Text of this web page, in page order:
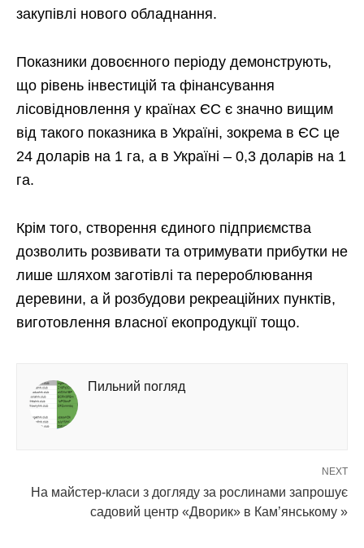
закупівлі нового обладнання.
Показники довоєнного періоду демонструють,
що рівень інвестицій та фінансування
лісовідновлення у країнах ЄС є значно вищим
від такого показника в Україні, зокрема в ЄС це
24 доларів на 1 га, а в Україні – 0,3 доларів на 1
га.
Крім того, створення єдиного підприємства
дозволить розвивати та отримувати прибутки не
лише шляхом заготівлі та перероблювання
деревини, а й розбудови рекреаційних пунктів,
виготовлення власної екопродукції тощо.
Пильний погляд
NEXT
На майстер-класи з догляду за рослинами запрошує
садовий центр «Дворик» в Кам’янському »